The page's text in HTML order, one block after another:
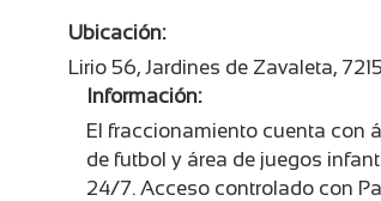
Ubicación:
Lirio 56, Jardines de Zavaleta,
Información:
El fraccionamiento cuenta con
de futbol y área de juegos
24/7. Acceso controlado con